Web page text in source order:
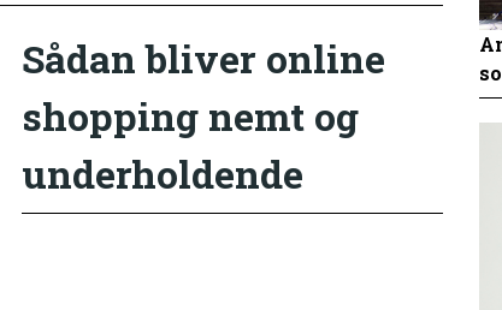
Sådan bliver online
shopping nemt og
underholdende